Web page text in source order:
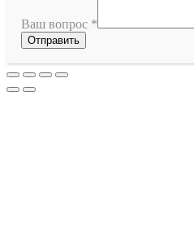
Ваш вопрос *
Отправить